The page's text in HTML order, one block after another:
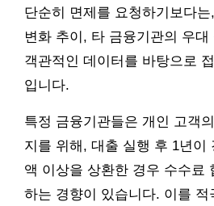
단순히 면제를 요청하기보다
변화 추이, 타 금융기관의 우
객관적인 데이터를 바탕으로
입니다.
특정 금융기관들은 개인 고객
지를 위해, 대출 실행 후 1년이
액 이상을 상환한 경우 수수료
하는 경향이 있습니다. 이를 적